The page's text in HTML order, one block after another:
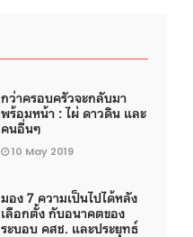
กว่าครอบครัวจะกลับมา
พร้อมหน้า : ไผ่ ดาวดิน และ
คนอื่นๆ
10 May 2019
มอง 7 ความเป็นไปได้หลัง
เลือกตั้ง กับอนาคตของ
ระบอบ คสช. และประยุทธ์